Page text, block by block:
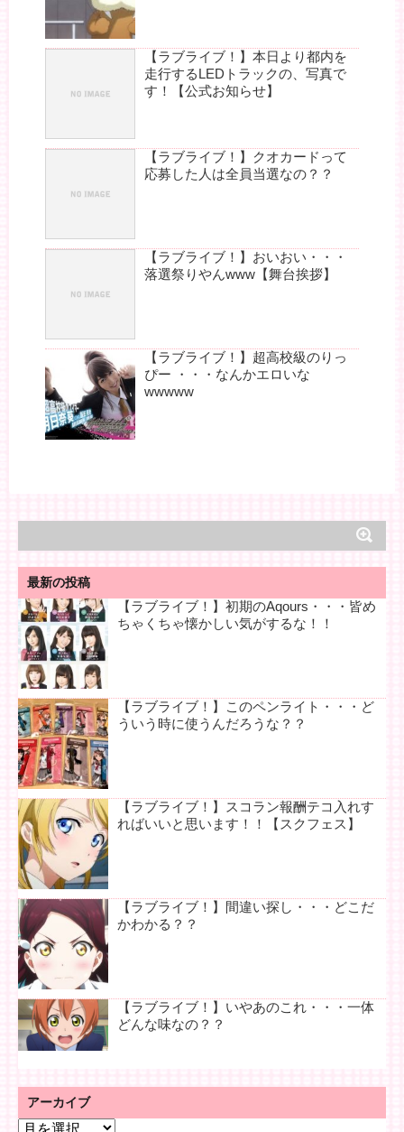
【ラブライブ！】本日より都内を
走行するLEDトラックの、写真で
す！【公式お知らせ】
【ラブライブ！】クオカードって
応募した人は全員当選なの？？
【ラブライブ！】おいおい・・・
落選祭りやんwww【舞台挨拶】
【ラブライブ！】超高校級のりっ
ぴー ・・・なんかエロいな
wwwww
最新の投稿
【ラブライブ！】初期のAqours・・・皆め
ちゃくちゃ懐かしい気がするな！！
【ラブライブ！】このペンライト・・・ど
ういう時に使うんだろうな？？
【ラブライブ！】スコラン報酬テコ入れす
ればいいと思います！！【スクフェス】
【ラブライブ！】間違い探し・・・どこだ
かわかる？？
【ラブライブ！】いやあのこれ・・・一体
どんな味なの？？
アーカイブ
ア